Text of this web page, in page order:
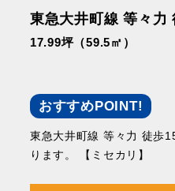
東急大井町線 等々力
17.99坪（59.5㎡）
おすすめPOINT!
東急大井町線 等々力 徒歩
ります。 【ミセカリ】